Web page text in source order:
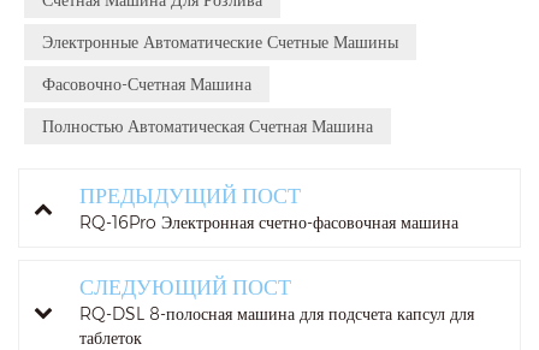
Электронные Автоматические Счетные Машины
Фасовочно-Счетная Машина
Полностью Автоматическая Счетная Машина
ПРЕДЫДУЩИЙ ПОСТ
RQ-16Pro Электронная счетно-фасовочная машина
СЛЕДУЮЩИЙ ПОСТ
RQ-DSL 8-полосная машина для подсчета капсул для
таблеток